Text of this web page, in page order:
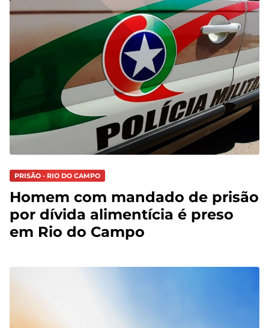
PRISÃO - RIO DO CAMPO
Homem com mandado de prisão
por dívida alimentícia é preso
em Rio do Campo